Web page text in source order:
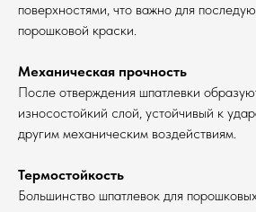
поверхностями, что важно для
порошковой краски.
Механическая прочность
После отверждения шпатлевки
износостойкий слой, устойчивый к
другим механическим воздействиям.
Термостойкость
Большинство шпатлевок для